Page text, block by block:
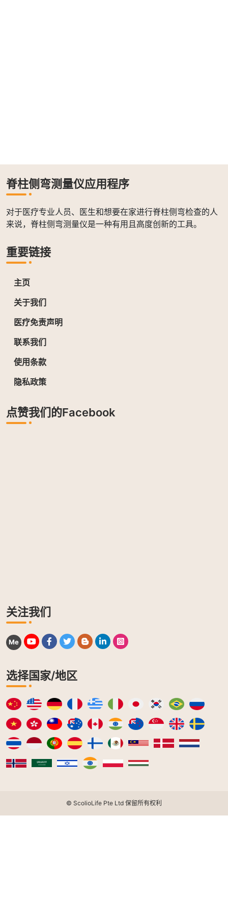
脊柱侧弯测量仪应用程序
对于医疗专业人员、医生和想要在家进行脊柱侧弯检查的人
来说，脊柱侧弯测量仪是一种有用且高度创新的工具。
重要链接
主页
关于我们
医疗免责声明
联系我们
使用条款
隐私政策
点赞我们的Facebook
关注我们
Me
选择国家/地区
© ScolioLife Pte Ltd 保留所有权利